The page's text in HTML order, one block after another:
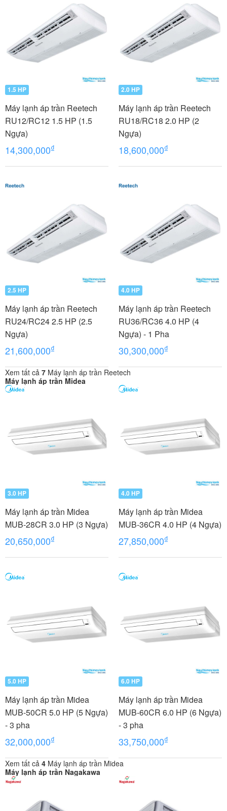
1.5 HP
Máy lạnh áp trần Reetech
RU12/RC12 1.5 HP (1.5
Ngựa)
14,300,000₫
2.0 HP
Máy lạnh áp trần Reetech
RU18/RC18 2.0 HP (2
Ngựa)
18,600,000₫
2.5 HP
Máy lạnh áp trần Reetech
RU24/RC24 2.5 HP (2.5
Ngựa)
21,600,000₫
4.0 HP
Máy lạnh áp trần Reetech
RU36/RC36 4.0 HP (4
Ngựa) - 1 Pha
30,300,000₫
Xem tất cả 7 Máy lạnh áp trần Reetech
Máy lạnh áp trần Midea
3.0 HP
Máy lạnh áp trần Midea
MUB-28CR 3.0 HP (3 Ngựa)
20,650,000₫
4.0 HP
Máy lạnh áp trần Midea
MUB-36CR 4.0 HP (4 Ngựa)
27,850,000₫
5.0 HP
Máy lạnh áp trần Midea
MUB-50CR 5.0 HP (5 Ngựa)
- 3 pha
32,000,000₫
6.0 HP
Máy lạnh áp trần Midea
MUB-60CR 6.0 HP (6 Ngựa)
- 3 pha
33,750,000₫
Xem tất cả 4 Máy lạnh áp trần Midea
Máy lạnh áp trần Nagakawa